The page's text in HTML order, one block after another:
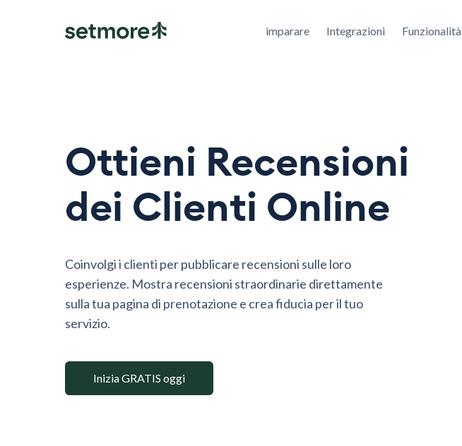
imparare Integrazioni Funzionalità
Ottieni Recensioni
dei Clienti Online
Coinvolgi i clienti per pubblicare recensioni sulle loro
esperienze. Mostra recensioni straordinarie direttamente
sulla tua pagina di prenotazione e crea fiducia per il tuo
servizio.
Inizia GRATIS oggi